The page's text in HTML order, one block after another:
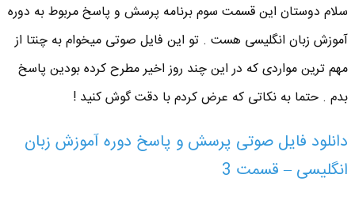
سلام دوستان این قسمت سوم برنامه پرسش و پاسخ مربوط به دوره
آموزش زبان انگلیسی هست . تو این فایل صوتی میخوام به چنتا از
مهم ترین مواردی که در این چند روز اخیر مطرح کرده بودین پاسخ
بدم . حتما به نکاتی که عرض کردم با دقت گوش کنید !
دانلود فایل صوتی پرسش و پاسخ دوره آموزش زبان
انگلیسی – قسمت 3